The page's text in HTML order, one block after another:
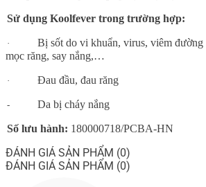
Sử dụng Koolfever trong trường hợp:
·
Bị sốt do vi khuẩn, virus, viêm đường
mọc răng, say nắng,…
· Đau đầu, đau răng
- Da bị cháy nắng
Số lưu hành: 180000718/PCBA-HN
ĐÁNH GIÁ SẢN PHẨM (0)
ĐÁNH GIÁ SẢN PHẨM (0)